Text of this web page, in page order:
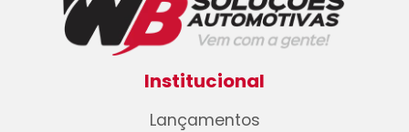
Institucional
Lançamentos